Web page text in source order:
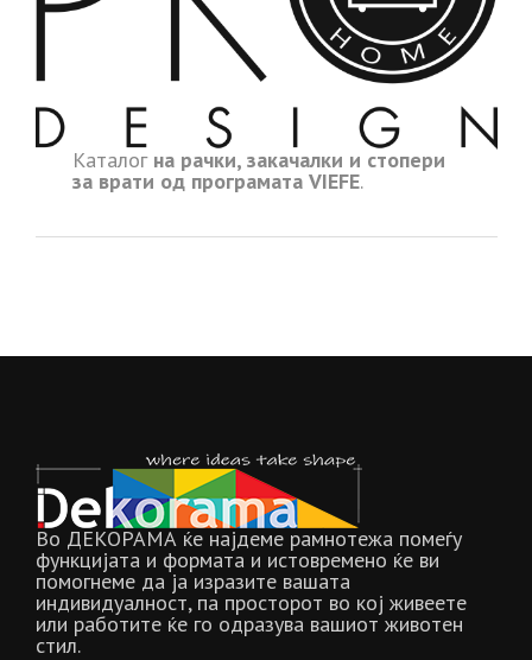
Каталог на рачки, закачалки и стопери
за врати од програмата VIEFE.
Во ДЕКОРАМА ќе најдеме рамнотежа помеѓу
функцијата и формата и истовремено ќе ви
помогнеме да ја изразите вашата
индивидуалност, па просторот во кој живеете
или работите ќе го одразува вашиот животен
стил.